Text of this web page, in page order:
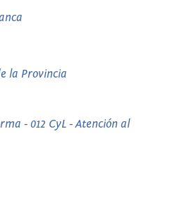
la Provincia
- 012 CyL - Atención al